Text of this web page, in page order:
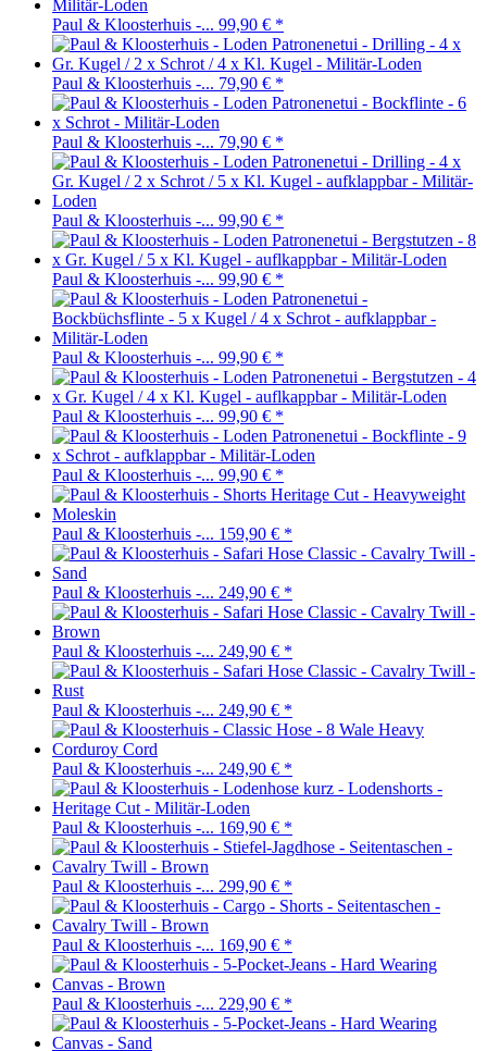
Paul & Kloosterhuis -... 99,90 € *
Paul & Kloosterhuis -... 79,90 € *
Paul & Kloosterhuis -... 79,90 € *
Paul & Kloosterhuis -... 99,90 € *
Paul & Kloosterhuis -... 99,90 € *
Paul & Kloosterhuis -... 99,90 € *
Paul & Kloosterhuis -... 99,90 € *
Paul & Kloosterhuis -... 99,90 € *
Paul & Kloosterhuis -... 159,90 € *
Paul & Kloosterhuis -... 249,90 € *
Paul & Kloosterhuis -... 249,90 € *
Paul & Kloosterhuis -... 249,90 € *
Paul & Kloosterhuis -... 249,90 € *
Paul & Kloosterhuis -... 169,90 € *
Paul & Kloosterhuis -... 299,90 € *
Paul & Kloosterhuis -... 169,90 € *
Paul & Kloosterhuis -... 229,90 € *